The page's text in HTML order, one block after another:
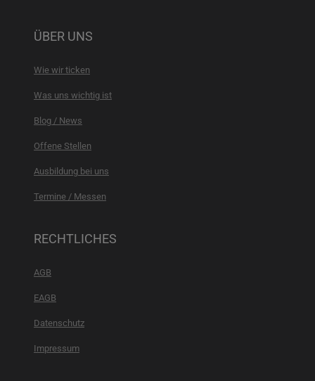
ÜBER UNS
Wie wir ticken
Was uns wichtig ist
Blog / News
Offene Stellen
Ausbildung bei uns
Termine / Messen
RECHTLICHES
AGB
EAGB
Datenschutz
Impressum